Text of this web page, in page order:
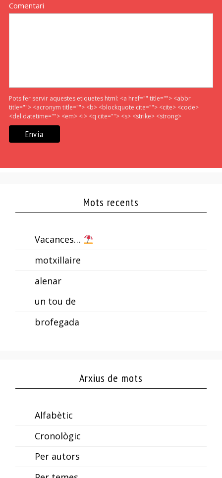
Comentari
Pots fer servir aquestes etiquetes html: <a href="" title=""> <abbr
title=""> <acronym title=""> <b> <blockquote cite=""> <cite> <code>
<del datetime=""> <em> <i> <q cite=""> <s> <strike> <strong>
Mots recents
Vacances…
motxillaire
alenar
un tou de
brofegada
Arxius de mots
Alfabètic
Cronològic
Per autors